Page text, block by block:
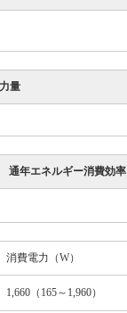
量
通年エネルギー消費効率
消費電力（W）
1,660（165～1,960）